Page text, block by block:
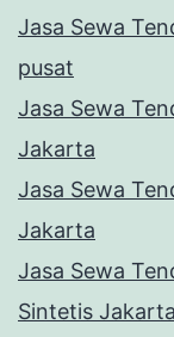
Jasa Sewa
pusat
Jasa Sewa
Jakarta
Jasa Sewa
Jakarta
Jasa Sewa
Sintetis Jakarta